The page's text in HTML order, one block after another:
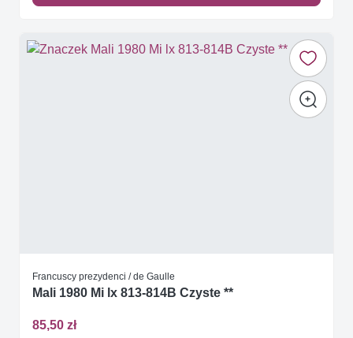
Francuscy prezydenci / de Gaulle
Mali 1980 Mi lx 813-814B Czyste **
85,50 zł